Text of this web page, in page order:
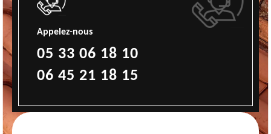
Appelez-nous
05 33 06 18 10
06 45 21 18 15